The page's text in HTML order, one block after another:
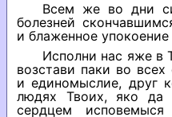
Всем же во дни
болезней
и блаженное упокоение
Исполни нас яже в
возстави паки во
и единомыслие, друг
людях Твоих, яко да
сердцем